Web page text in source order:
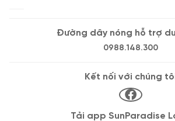
Đường dây nóng hỗ trợ
0988.148.300
Kết nối với chúng
Tải app SunParadise